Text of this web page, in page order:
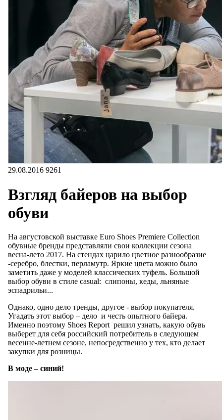
29.08.2016 9261
Взгляд байеров на выбор
обуви
На августовской выставке Euro Shoes Premiere Collection
обувные бренды представляли свои коллекции сезона
весна-лето 2017. На стендах царило цветное разнообразие
-серебро, блестки, перламутр. Яркие цвета можно было
заметить даже у моделей классических туфель. Большой
выбор обуви в стиле casual: слипоны, кеды, льняные
эспадрильи...
Однако, одно дело тренды, другое - выбор покупателя.
Угадать этот выбор – дело и честь опытного байера.
Именно поэтому Shoes Report решил узнать, какую обувь
выберет для себя российский потребитель в следующем
весенне-летнем сезоне, непосредственно у тех, кто делает
закупки для розницы.
В моде – синий!